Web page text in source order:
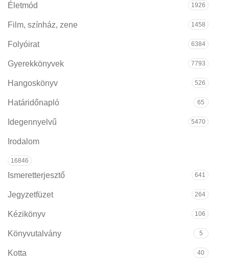
Életmód 1926
Film, színház, zene 1458
Folyóirat 6384
Gyerekkönyvek 7793
Hangoskönyv 526
Határidőnapló 65
Idegennyelvű 5470
Irodalom
16846
Ismeretterjesztő 641
Jegyzetfüzet 264
Kézikönyv 106
Könyvutalvány 5
Kotta 40